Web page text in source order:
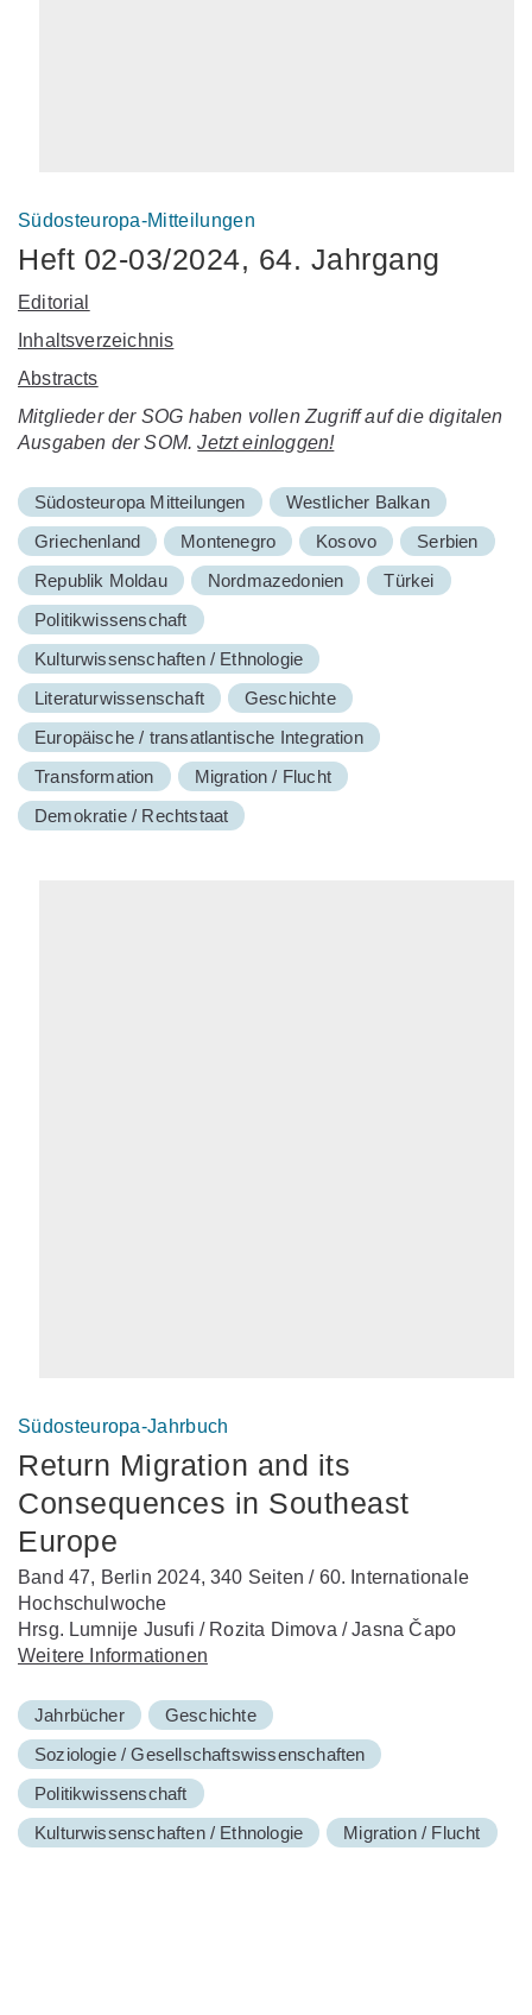
Südosteuropa-Mitteilungen
Heft 02-03/2024, 64. Jahrgang
Editorial
Inhaltsverzeichnis
Abstracts
Mitglieder der SOG haben vollen Zugriff auf die digitalen
Ausgaben der SOM.Jetzt einloggen!
Südosteuropa Mitteilungen
Westlicher Balkan
Griechenland
Montenegro Kosovo
Serbien
Republik Moldau
Nordmazedonien
Türkei
Politikwissenschaft
Kulturwissenschaften / Ethnologie
Literaturwissenschaft
Geschichte
Europäische / transatlantische Integration
Transformation
Migration / Flucht
Demokratie / Rechtstaat
Südosteuropa-Jahrbuch
Return Migration and its
Consequences in Southeast
Europe
Band 47, Berlin 2024, 340 Seiten / 60. Internationale
Hochschulwoche
Hrsg. Lumnije Jusufi / Rozita Dimova / Jasna Čapo
Weitere Informationen
Jahrbücher
Geschichte
Soziologie / Gesellschaftswissenschaften
Politikwissenschaft
Kulturwissenschaften / Ethnologie
Migration / Flucht